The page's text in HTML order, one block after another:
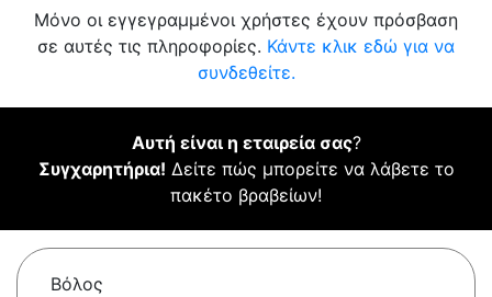
Μόνο οι εγγεγραμμένοι χρήστες έχουν πρόσβαση
σε αυτές τις πληροφορίες. Κάντε κλικ εδώ για να
συνδεθείτε.
Αυτή είναι η εταιρεία σας?
Συγχαρητήρια! Δείτε πώς μπορείτε να λάβετε το
πακέτο βραβείων!
Βόλος